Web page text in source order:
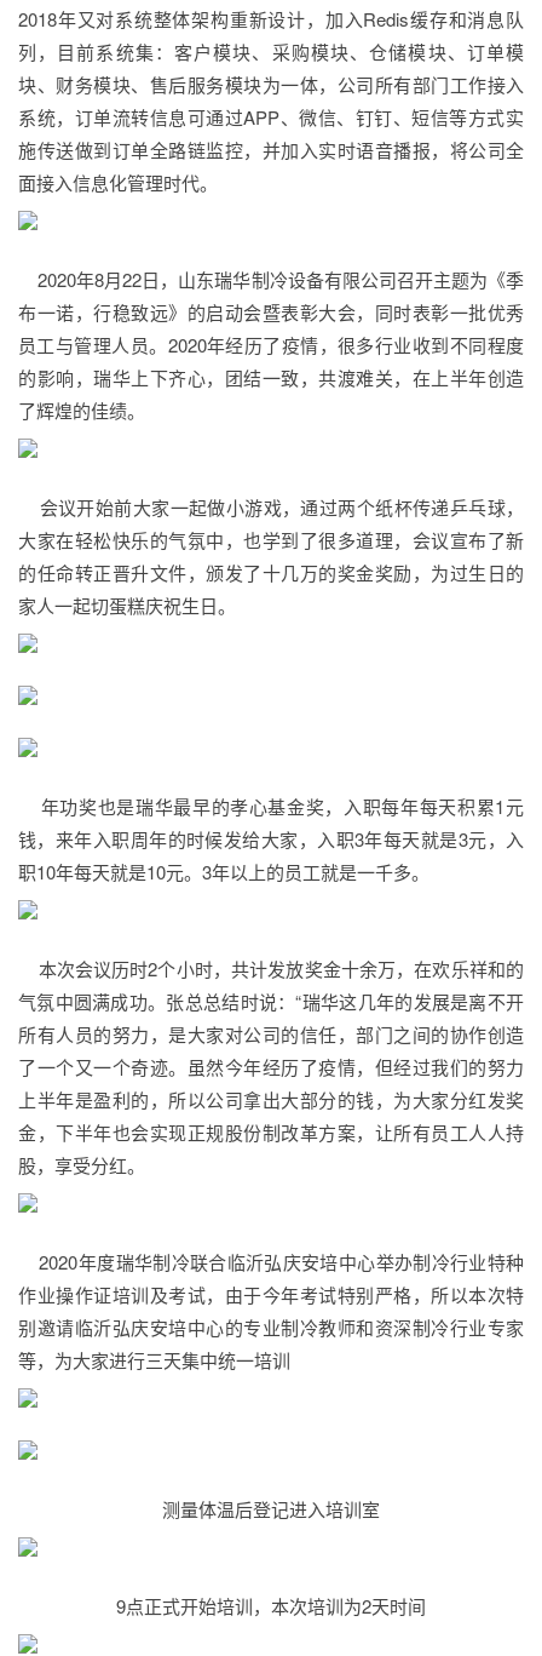
2018年又对系统整体架构重新设计，加入Redis缓存和消息队
列，目前系统集：客户模块、采购模块、仓储模块、订单模
块、财务模块、售后服务模块为一体，公司所有部门工作接入
系统，订单流转信息可通过APP、微信、钉钉、短信等方式实
施传送做到订单全路链监控，并加入实时语音播报，将公司全
面接入信息化管理时代。
2020年8月22日，山东瑞华制冷设备有限公司召开主题为《季
布一诺，行稳致远》的启动会暨表彰大会，同时表彰一批优秀
员工与管理人员。2020年经历了疫情，很多行业收到不同程度
的影响，瑞华上下齐心，团结一致，共渡难关，在上半年创造
了辉煌的佳绩。
会议开始前大家一起做小游戏，通过两个纸杯传递乒乓球，
大家在轻松快乐的气氛中，也学到了很多道理，会议宣布了新
的任命转正晋升文件，颁发了十几万的奖金奖励，为过生日的
家人一起切蛋糕庆祝生日。
年功奖也是瑞华最早的孝心基金奖，入职每年每天积累1元
钱，来年入职周年的时候发给大家，入职3年每天就是3元，入
职10年每天就是10元。3年以上的员工就是一千多。
本次会议历时2个小时，共计发放奖金十余万，在欢乐祥和的
气氛中圆满成功。张总总结时说：“瑞华这几年的发展是离不开
所有人员的努力，是大家对公司的信任，部门之间的协作创造
了一个又一个奇迹。虽然今年经历了疫情，但经过我们的努力
上半年是盈利的，所以公司拿出大部分的钱，为大家分红发奖
金，下半年也会实现正规股份制改革方案，让所有员工人人持
股，享受分红。
2020年度瑞华制冷联合临沂弘庆安培中心举办制冷行业特种
作业操作证培训及考试，由于今年考试特别严格，所以本次特
别邀请临沂弘庆安培中心的专业制冷教师和资深制冷行业专家
等，为大家进行三天集中统一培训
测量体温后登记进入培训室
9点正式开始培训，本次培训为2天时间